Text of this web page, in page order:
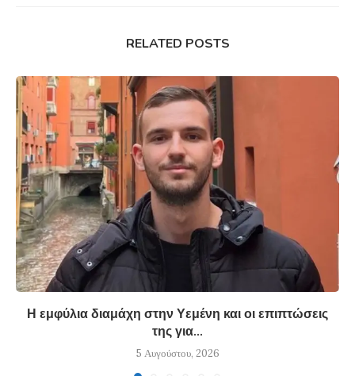
RELATED POSTS
Η εμφύλια διαμάχη στην Υεμένη και οι επιπτώσεις
της για...
5 Αυγούστου, 2026